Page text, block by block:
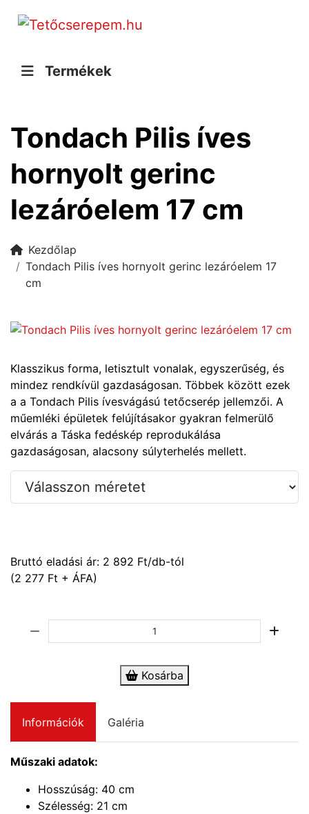
Termékek
Tondach Pilis íves
hornyolt gerinc
lezáróelem 17 cm
Kezdőlap
Tondach Pilis íves hornyolt gerinc lezáróelem 17
cm
Klasszikus forma, letisztult vonalak, egyszerűség, és
mindez rendkívül gazdaságosan. Többek között ezek
a a Tondach Pilis ívesvágású tetőcserép jellemzői. A
műemléki épületek felújításakor gyakran felmerülő
elvárás a Táska fedéskép reprodukálása
gazdaságosan, alacsony súlyterhelés mellett.
Bruttó eladási ár: 2 892 Ft/db-tól
(2 277 Ft + ÁFA)
Kosárba
Információk Galéria
Műszaki adatok:
Hosszúság: 40 cm
Szélesség: 21 cm